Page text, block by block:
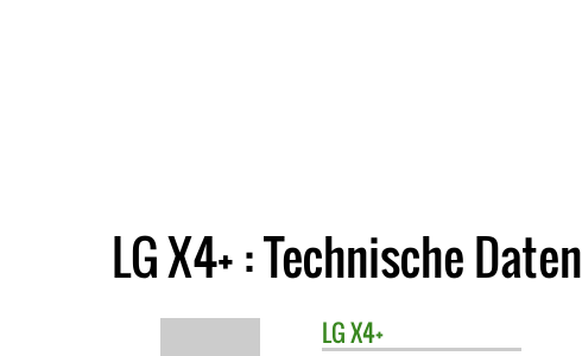
LG X4+ : Technische Daten
LGX4+